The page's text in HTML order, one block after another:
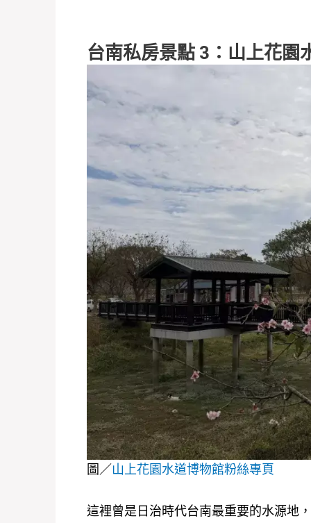
台南私房景點 3：山上花園
圖／山上花園水道博物館粉絲專頁
這裡曾是日治時代台南最重要的水源地